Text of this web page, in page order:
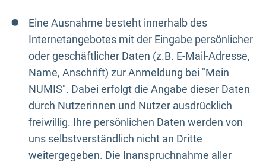
Eine Ausnahme besteht innerhalb des
Internetangebotes mit der Eingabe persönlicher
oder geschäftlicher Daten (z.B. E-Mail-Adresse,
Name, Anschrift) zur Anmeldung bei "Mein
NUMIS". Dabei erfolgt die Angabe dieser Daten
durch Nutzerinnen und Nutzer ausdrücklich
freiwillig. Ihre persönlichen Daten werden von
uns selbstverständlich nicht an Dritte
weitergegeben. Die Inanspruchnahme aller